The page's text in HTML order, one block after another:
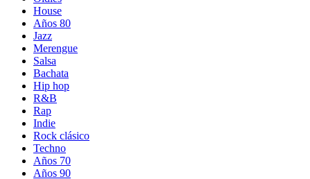
House
Años 80
Jazz
Merengue
Salsa
Bachata
Hip hop
R&B
Rap
Indie
Rock clásico
Techno
Años 70
Años 90